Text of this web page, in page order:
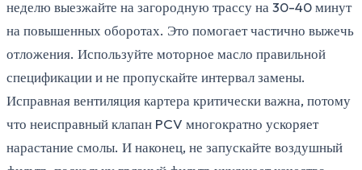
неделю выезжайте на загородную трассу на 30-40 минут
на повышенных оборотах. Это помогает частично выжечь
отложения. Используйте моторное масло правильной
спецификации и не пропускайте интервал замены.
Исправная вентиляция картера критически важна, потому
что неисправный клапан PCV многократно ускоряет
нарастание смолы. И наконец, не запускайте воздушный